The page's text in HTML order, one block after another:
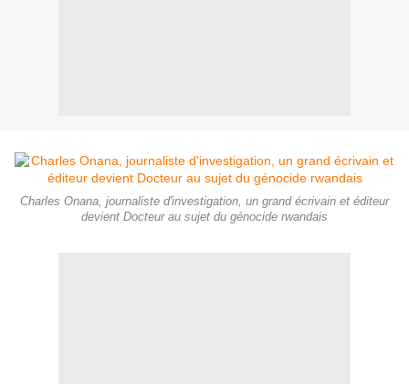
Charles Onana, journaliste d'investigation, un grand écrivain et éditeur
devient Docteur au sujet du génocide rwandais